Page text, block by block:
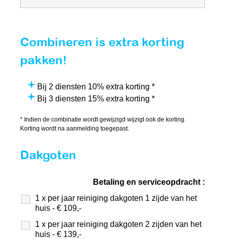
Combineren is extra korting
pakken!
Bij 2 diensten 10% extra korting *
Bij 3 diensten 15% extra korting *
* Indien de combinatie wordt gewijzigd wijzigt ook de korting.
Korting wordt na aanmelding toegepast.
Dakgoten
Betaling en serviceopdracht :
1 x per jaar reiniging dakgoten 1 zijde van het
huis - € 109,-
1 x per jaar reiniging dakgoten 2 zijden van het
huis - € 139,-